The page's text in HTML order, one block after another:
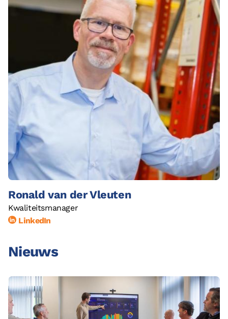
Ronald van der Vleuten
Kwaliteitsmanager
LinkedIn
Nieuws